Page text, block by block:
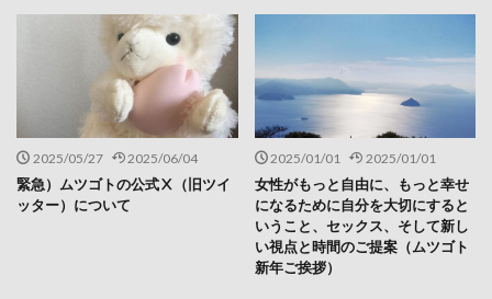
2025/05/27 2025/06/04
緊急）ムツゴトの公式Ⅹ（旧ツイ
ッター）について
2025/01/01 2025/01/01
女性がもっと自由に、もっと幸せ
になるために自分を大切にすると
いうこと、セックス、そして新し
い視点と時間のご提案（ムツゴト
新年ご挨拶）